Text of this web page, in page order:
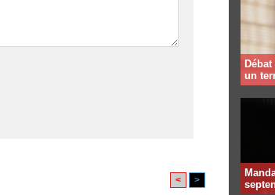
< >
un